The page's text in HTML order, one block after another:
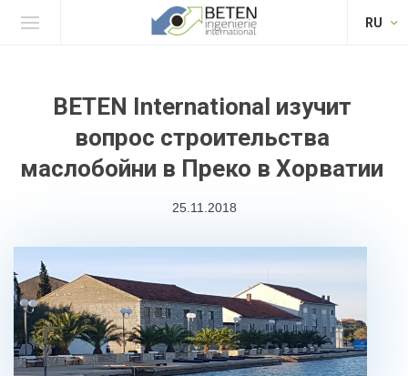
RU
BETEN International изучит
вопрос строительства
маслобойни в Преко в Хорватии
25.11.2018